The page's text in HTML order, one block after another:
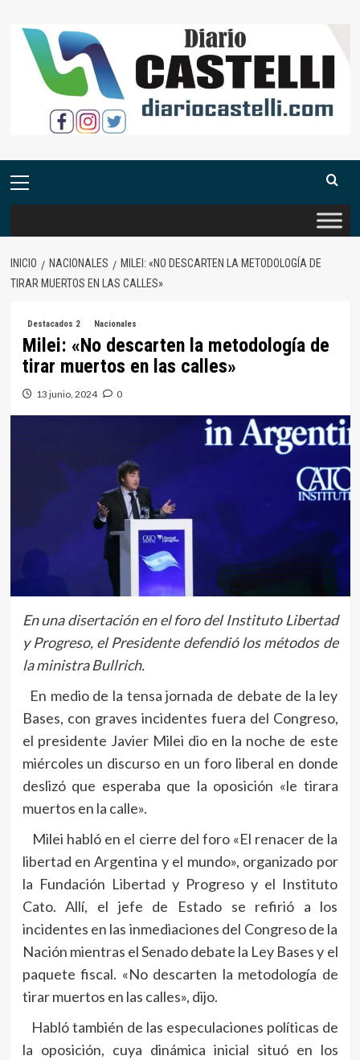
contenido
Menú
INICIO NACIONALES
MILEI: «NO DESCARTEN LA METODOLOGÍA DE
TIRAR MUERTOS EN LAS CALLES»
Destacados 2 Nacionales
Milei: «No descarten la metodología de
tirar muertos en las calles»
13 junio, 2024 0
En una disertación en el foro del Instituto Libertad
y Progreso, el Presidente defendió los métodos de
la ministra Bullrich.
En medio de la tensa jornada de debate de la ley
Bases, con graves incidentes fuera del Congreso,
el presidente Javier Milei dio en la noche de este
miércoles un discurso en un foro liberal en donde
deslizó que esperaba que la oposición «le tirara
muertos en la calle».
Milei habló en el cierre del foro «El renacer de la
libertad en Argentina y el mundo», organizado por
la Fundación Libertad y Progreso y el Instituto
Cato. Allí, el jefe de Estado se refirió a los
incidentes en las inmediaciones del Congreso de la
Nación mientras el Senado debate la Ley Bases y el
paquete fiscal. «No descarten la metodología de
tirar muertos en las calles», dijo.
Habló también de las especulaciones políticas de
la oposición, cuya dinámica inicial situó en los